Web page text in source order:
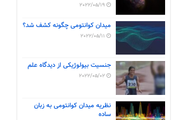
2022/05/19
میدان کوانتومی چگونه کشف شد؟
2022/05/11
جنسیت بیولوژیکی از دیدگاه علم
2022/05/02
نظریه میدان کوانتومی به زبان
ساده